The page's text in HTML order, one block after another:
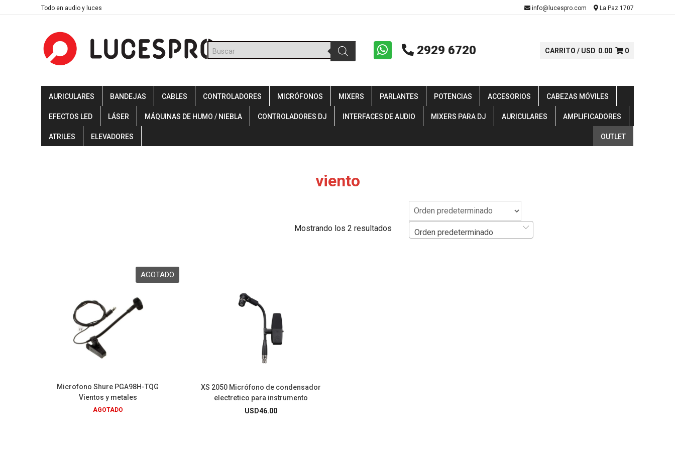
to
Todo en audio y luces info@lucespro.com La Paz 1707
Búsqueda
de
productos
2929 6720 CARRITO / USD 0.00 0
AURICULARES BANDEJAS CABLES CONTROLADORES MICRÓFONOS MIXERS PARLANTES POTENCIAS ACCESORIOS CABEZAS MÓVILES
EFECTOS LED LÁSER MÁQUINAS DE HUMO / NIEBLA CONTROLADORES DJ INTERFACES DE AUDIO MIXERS PARA DJ AURICULARES AMPLIFICADORES
ATRILES ELEVADORES OUTLET
viento
Mostrando los 2 resultados Orden predeterminado
Microfono Shure PGA98H-TQG
Vientos y metales
AGOTADO
XS 2050 Micrófono de condensador
electretico para instrumento
USD46.00